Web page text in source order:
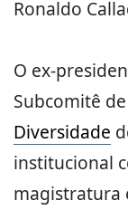
Ronaldo
O ex-
Subcomitê
Diversidade
institucional
magistratura